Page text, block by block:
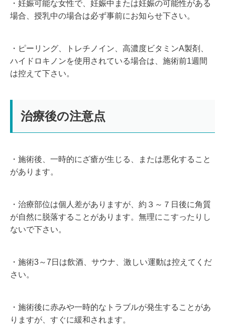
・妊娠可能な女性で、妊娠中または妊娠の可能性がある
場合、授乳中の場合は必ず事前にお知らせ下さい。
・ピーリング、トレチノイン、高濃度ビタミンA製剤、
ハイドロキノンを使用されている場合は、施術前1週間
は控えて下さい。
治療後の注意点
・施術後、一時的にざ瘡が生じる、または悪化すること
があります。
・治療部位は個人差がありますが、約３～７日後に角質
が自然に脱落することがあります。無理にこすったりし
ないで下さい。
・施術3～7日は飲酒、サウナ、激しい運動は控えてくだ
さい。
・施術後に赤みや一時的なトラブルが発生することがあ
りますが、すぐに緩和されます。